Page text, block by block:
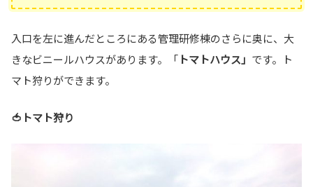
入口を左に進んだところにある管理研修棟のさらに奥に、大
きなビニールハウスがあります。「 トマトハウス」 です。ト
マト狩りができます。
🍅トマト狩り